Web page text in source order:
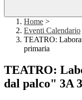
Home >
Eventi Calendario
TEATRO:
primaria
TEATRO:
dal palco" 3A